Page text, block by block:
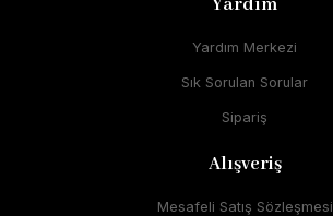
Yardım
Yardım Merkezi
Sık Sorulan Sorular
Sipariş
Alışveriş
Mesafeli Satış Sözleşmesi